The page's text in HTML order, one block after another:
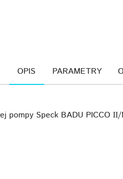
OPIS PARAMETRY
pompy Speck BADU PICCO